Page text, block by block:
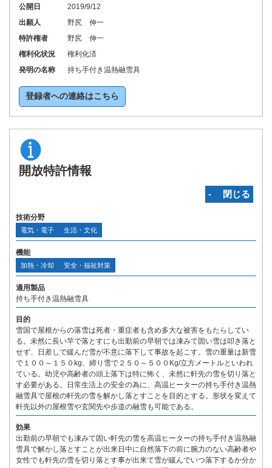
公開日
2019/9/12
出願人
野尻 伸一
特許権者
野尻 伸一
権利化状況
権利化済
発明の名称
持ち手付き温熱融雪具
登録者への連絡はこちら
開放特許情報
‐ 閉じる
技術分野
電気・電子 生活・文化
機能
加熱・冷却 安全・福祉対策
適用製品
持ち手付き温熱融雪具
目的
雪国で屋根からの落雪は死者・重症者も含め多大な被害をもたらしてい
る。未然に長い竿で落とすにも出勤前の早朝では凍みて固い雪は叩き落と
せず、日差しで緩んだ雪が不意に落下して事故を起こす。雪の重量は新雪
で１００～１５０kg、締り雪で２５０～５００Kg/立方メートルといわれ
ている。幼児や高齢者の頭上落下は特に怖く、未然に軒先の雪を切り落と
す必要がある。日常生活上の安全の為に、高温ヒーターの持ち手付き温熱
融雪具で屋根の軒先の雪を解かし落とすことを目的とする。形状を変えて
軒先以外の屋根雪や玄関先や歩道の融雪も可能である。
効果
出勤前の早朝でも凍みて固い軒先の雪を高温ヒーターの持ち手付き温熱融
雪具で解かし落とすことが出来日中に自然落下の前に腕力のない高齢者や
女性でも軒先の雪を切り落とす事が出来て雪が緩んでいつ落下するか分か